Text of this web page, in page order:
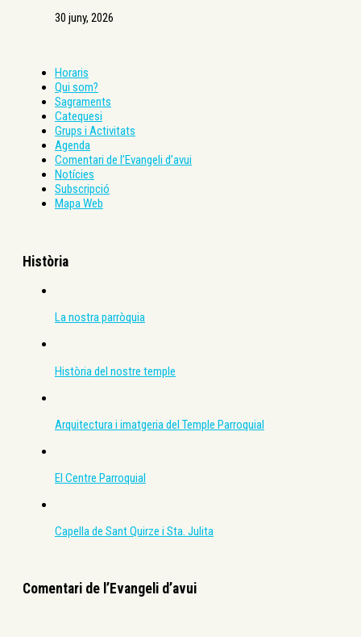
30 juny, 2026
Horaris
Qui som?
Sagraments
Catequesi
Grups i Activitats
Agenda
Comentari de l’Evangeli d’avui
Notícies
Subscripció
Mapa Web
Història
La nostra parròquia
Història del nostre temple
Arquitectura i imatgeria del Temple Parroquial
El Centre Parroquial
Capella de Sant Quirze i Sta. Julita
Comentari de l’Evangeli d’avui